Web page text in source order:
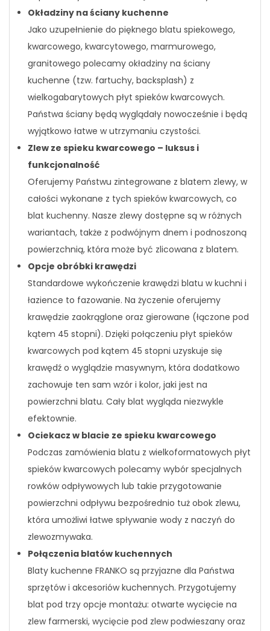
Okładziny na ściany kuchenne
Jako uzupełnienie do pięknego blatu spiekowego,
kwarcowego, kwarcytowego, marmurowego,
granitowego polecamy okładziny na ściany
kuchenne (tzw. fartuchy, backsplash) z
wielkogabarytowych płyt spieków kwarcowych.
Państwa ściany będą wyglądały nowocześnie i będą
wyjątkowo łatwe w utrzymaniu czystości.
Zlew ze spieku kwarcowego – luksus i
funkcjonalność
Oferujemy Państwu zintegrowane z blatem zlewy, w
całości wykonane z tych spieków kwarcowych, co
blat kuchenny. Nasze zlewy dostępne są w różnych
wariantach, także z podwójnym dnem i podnoszoną
powierzchnią, która może być zlicowana z blatem.
Opcje obróbki krawędzi
Standardowe wykończenie krawędzi blatu w kuchni i
łazience to fazowanie. Na życzenie oferujemy
krawędzie zaokrąglone oraz gierowane (łączone pod
kątem 45 stopni). Dzięki połączeniu płyt spieków
kwarcowych pod kątem 45 stopni uzyskuje się
krawędź o wyglądzie masywnym, która dodatkowo
zachowuje ten sam wzór i kolor, jaki jest na
powierzchni blatu. Cały blat wygląda niezwykle
efektownie.
Ociekacz w blacie ze spieku kwarcowego
Podczas zamówienia blatu z wielkoformatowych płyt
spieków kwarcowych polecamy wybór specjalnych
rowków odpływowych lub takie przygotowanie
powierzchni odpływu bezpośrednio tuż obok zlewu,
która umożliwi łatwe spływanie wody z naczyń do
zlewozmywaka.
Połączenia blatów kuchennych
Blaty kuchenne FRANKO są przyjazne dla Państwa
sprzętów i akcesoriów kuchennych. Przygotujemy
blat pod trzy opcje montażu: otwarte wycięcie na
zlew farmerski, wycięcie pod zlew podwieszany oraz